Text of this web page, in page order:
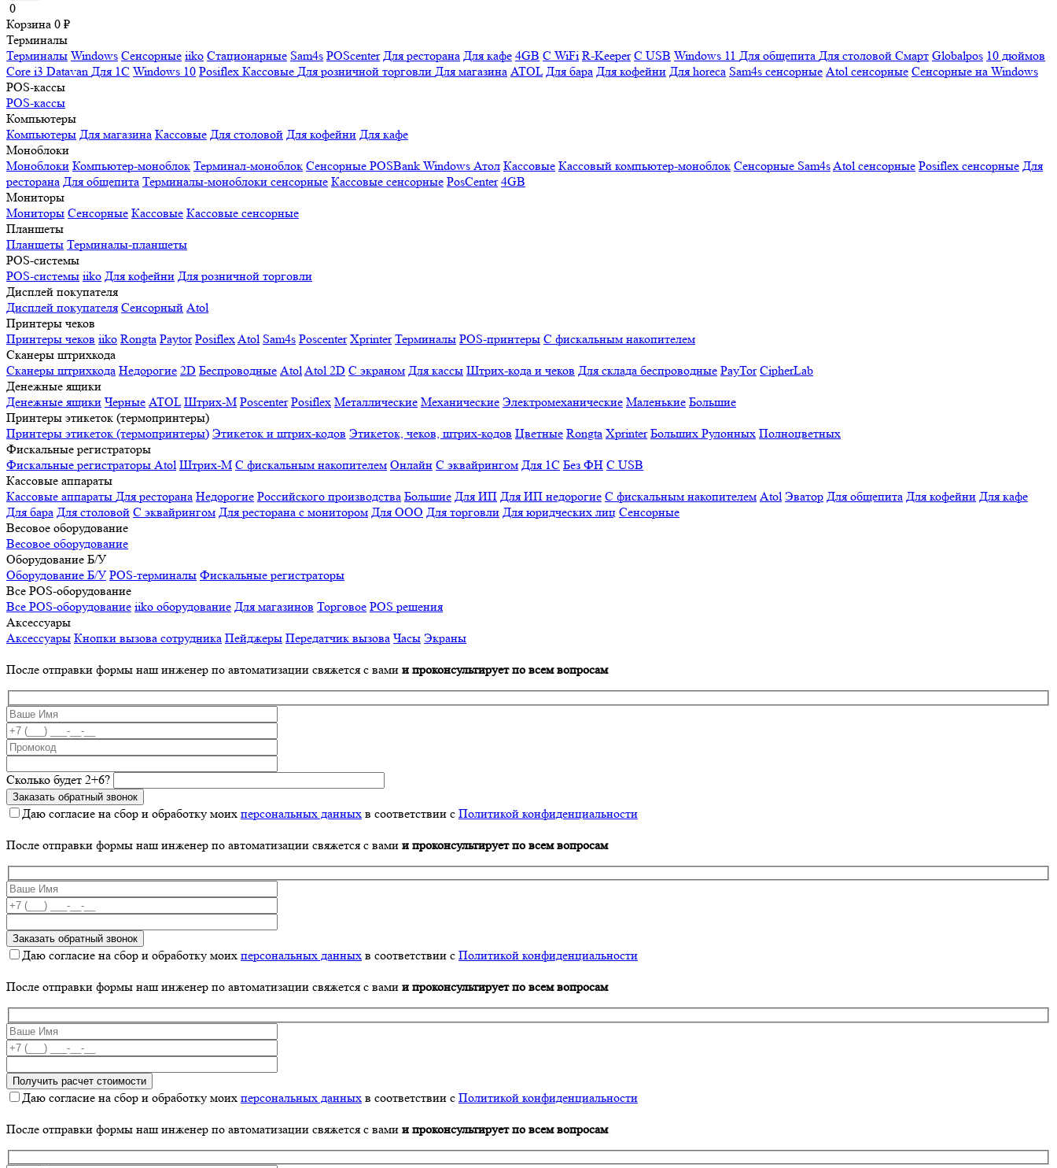
0
Корзина 0 ₽
Терминалы
Терминалы Windows Сенсорные iiko Стационарные Sam4s POScenter Для ресторана Для кафе 4GB С WiFi R-Keeper С USB Windows 11 Для общепита Для столовой Смарт Globalpos 10 дюймов
Core i3 Datavan Для 1С Windows 10 Posiflex Кассовые Для розничной торговли Для магазина ATOL Для бара Для кофейни Для horeca Sam4s сенсорные Atol сенсорные Сенсорные на Windows
POS-кассы
POS-кассы
Компьютеры
Компьютеры Для магазина Кассовые Для столовой Для кофейни Для кафе
Моноблоки
Моноблоки Компьютер-моноблок Терминал-моноблок Сенсорные POSBank Windows Атол Кассовые Кассовый компьютер-моноблок Сенсорные Sam4sAtol сенсорные Posiflex сенсорные Для
ресторана Для общепита Терминалы-моноблоки сенсорные Кассовые сенсорные PosCenter 4GB
Мониторы
Мониторы Сенсорные Кассовые Кассовые сенсорные
Планшеты
Планшеты Терминалы-планшеты
POS-системы
POS-системы iiko Для кофейни Для розничной торговли
Дисплей покупателя
Дисплей покупателя Сенсорный Atol
Принтеры чеков
Принтеры чеков iiko Rongta Paytor PosiflexAtol Sam4s Poscenter Xprinter Терминалы POS-принтеры С фискальным накопителем
Сканеры штрихкода
Сканеры штрихкода Недорогие 2D Беспроводные AtolAtol 2D С экраном Для кассы Штрих-кода и чеков Для склада беспроводные PayTor CipherLab
Денежные ящики
Денежные ящики Черные ATOL Штрих-М Poscenter Posiflex Металлические Механические Электромеханические Маленькие Большие
Принтеры этикеток (термопринтеры)
Принтеры этикеток (термопринтеры) Этикеток и штрих-кодов Этикеток, чеков, штрих-кодов Цветные Rongta Xprinter Больших Рулонных Полноцветных
Фискальные регистраторы
Фискальные регистраторы Atol Штрих-М С фискальным накопителем Онлайн С эквайрингом Для 1С Без ФН С USB
Кассовые аппараты
Кассовые аппараты Для ресторана Недорогие Российского производства Большие Для ИП Для ИП недорогие С фискальным накопителем Atol Эватор Для общепита Для кофейни Для кафе
Для бара Для столовой С эквайрингом Для ресторана с монитором Для ООО Для торговли Для юридческих лиц Сенсорные
Весовое оборудование
Весовое оборудование
Оборудование Б/У
Оборудование Б/У POS-терминалы Фискальные регистраторы
Все POS-оборудование
Все POS-оборудование iiko оборудование Для магазинов Торговое POS решения
Аксессуары
Аксессуары Кнопки вызова сотрудника Пейджеры Передатчик вызова Часы Экраны
После отправки формы наш инженер по автоматизации свяжется с вами и проконсультирует по всем вопросам
Сколько будет 2+6?
Даю согласие на сбор и обработку моих персональных данных в соответствии с Политикой конфиденциальности
После отправки формы наш инженер по автоматизации свяжется с вами и проконсультирует по всем вопросам
Даю согласие на сбор и обработку моих персональных данных в соответствии с Политикой конфиденциальности
После отправки формы наш инженер по автоматизации свяжется с вами и проконсультирует по всем вопросам
Даю согласие на сбор и обработку моих персональных данных в соответствии с Политикой конфиденциальности
После отправки формы наш инженер по автоматизации свяжется с вами и проконсультирует по всем вопросам